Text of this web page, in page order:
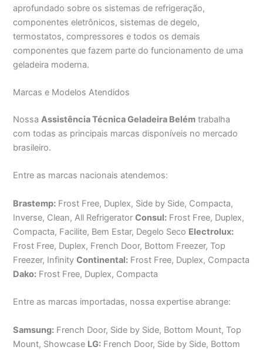
aprofundado sobre os sistemas de refrigeração,
componentes eletrônicos, sistemas de degelo,
termostatos, compressores e todos os demais
componentes que fazem parte do funcionamento de uma
geladeira moderna.
Marcas e Modelos Atendidos
NossaAssistência Técnica Geladeira Belém trabalha
com todas as principais marcas disponíveis no mercado
brasileiro.
Entre as marcas nacionais atendemos:
Brastemp: Frost Free, Duplex, Side by Side, Compacta,
Inverse, Clean, All RefrigeratorConsul: Frost Free, Duplex,
Compacta, Facilite, Bem Estar, Degelo Seco Electrolux:
Frost Free, Duplex, French Door, Bottom Freezer, Top
Freezer, InfinityContinental: Frost Free, Duplex, Compacta
Dako: Frost Free, Duplex, Compacta
Entre as marcas importadas, nossa expertise abrange:
Samsung: French Door, Side by Side, Bottom Mount, Top
Mount, Showcase LG: French Door, Side by Side, Bottom